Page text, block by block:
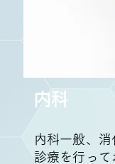
内科
内科一般、
診療を行っ